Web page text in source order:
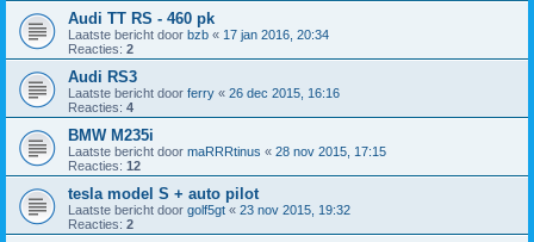
Audi TT RS - 460 pk
Laatste bericht door bzb « 17 jan 2016, 20:34
Reacties: 2
Audi RS3
Laatste bericht door ferry « 26 dec 2015, 16:16
Reacties: 4
BMW M235i
Laatste bericht door maRRRtinus « 28 nov 2015, 17:15
Reacties: 12
tesla model S + auto pilot
Laatste bericht door golf5gt « 23 nov 2015, 19:32
Reacties: 2